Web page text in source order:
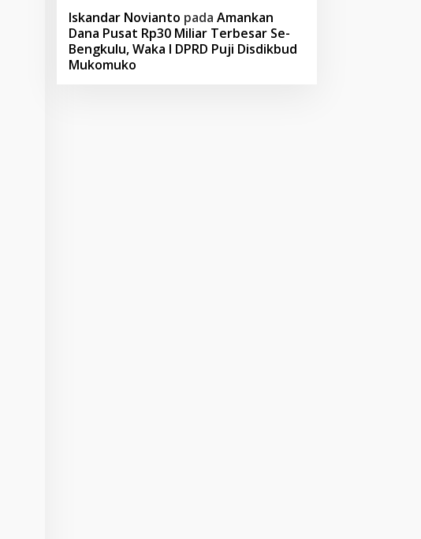
Iskandar Novianto pada Amankan
Dana Pusat Rp30 Miliar Terbesar Se-
Bengkulu, Waka I DPRD Puji Disdikbud
Mukomuko